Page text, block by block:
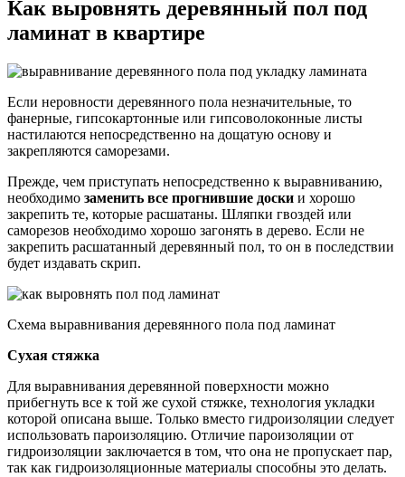
Как выровнять деревянный пол под
ламинат в квартире
Если неровности деревянного пола незначительные, то
фанерные, гипсокартонные или гипсоволоконные листы
настилаются непосредственно на дощатую основу и
закрепляются саморезами.
Прежде, чем приступать непосредственно к выравниванию,
необходимо заменить все прогнившие доски и хорошо
закрепить те, которые расшатаны. Шляпки гвоздей или
саморезов необходимо хорошо загонять в дерево. Если не
закрепить расшатанный деревянный пол, то он в последствии
будет издавать скрип.
Схема выравнивания деревянного пола под ламинат
Сухая стяжка
Для выравнивания деревянной поверхности можно
прибегнуть все к той же сухой стяжке, технология укладки
которой описана выше. Только вместо гидроизоляции следует
использовать пароизоляцию. Отличие пароизоляции от
гидроизоляции заключается в том, что она не пропускает пар,
так как гидроизоляционные материалы способны это делать.